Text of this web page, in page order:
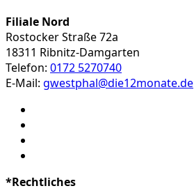
Filiale Nord
Rostocker Straße 72a
18311 Ribnitz-Damgarten
Telefon: 0172 5270740
E-Mail: gwestphal@die12monate.de
*Rechtliches